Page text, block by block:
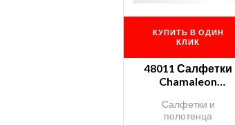
КУПИТЬ В ОДИН
КЛИК
48011 Салфетки
Chamaleon
Салфетки и
полотенца